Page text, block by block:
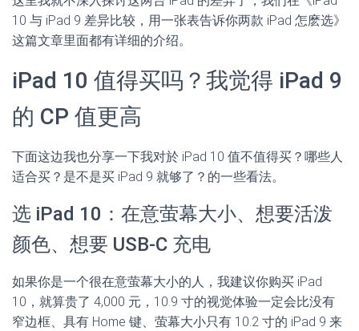
10 与 iPad 9 差异比较，用一张表告诉你两款 iPad 怎麽选》
这篇文章里面都有详细的介绍。
iPad 10 值得买吗？我觉得 iPad 9
的 CP 值更高
下面这边我也分享一下我对於 iPad 10 值不值得买？哪些人
适合买？是不是买 iPad 9 就够了？的一些看法。
选 iPad 10：在意萤幕大小、想要活泼
颜色、想要 USB-C 充电
如果你是一个很在意萤幕大小的人，我建议你购买 iPad
10，就算贵了 4,000 元，10.9 寸的视觉体验一定会比没有
窄边框、具有 Home 键、萤幕大小只有 10.2 寸的 iPad 9 来